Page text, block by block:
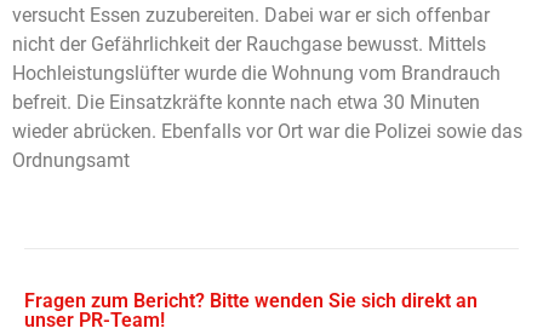
versucht Essen zuzubereiten. Dabei war er sich offenbar
nicht der Gefährlichkeit der Rauchgase bewusst. Mittels
Hochleistungslüfter wurde die Wohnung vom Brandrauch
befreit. Die Einsatzkräfte konnte nach etwa 30 Minuten
wieder abrücken. Ebenfalls vor Ort war die Polizei sowie das
Ordnungsamt
Fragen zum Bericht? Bitte wenden Sie sich direkt an
unser PR-Team!